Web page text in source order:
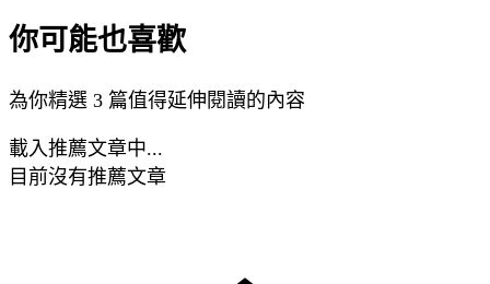
你可能也喜歡
為你精選 3 篇值得延伸閱讀的內容
載入推薦文章中...
目前沒有推薦文章